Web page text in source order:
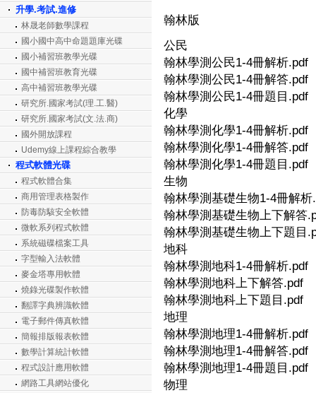
升學.考試.進修
林晟老師數學課程
國小國中高中命題題庫光碟
國小補習班教學光碟
國中補習班教育光碟
高中補習班教學光碟
研究所.國家考試(理.工.醫)
研究所.國家考試(文.法.商)
國外開放課程
Udemy線上課程綜合教學
程式軟體光碟
程式軟體合集
商用管理表格製作
防毒防駭安全軟體
微軟系列程式軟體
系統磁碟檔案工具
字型輸入法軟體
麥金塔專用軟體
燒錄光碟製作軟體
翻譯字典辨識軟體
電子郵件傳真軟體
簡報排版報表軟體
數學計算統計軟體
程式設計應用軟體
網路工具網站優化
翰林版
公民
翰林學測公民1-4冊解析.pdf
翰林學測公民1-4冊解答.pdf
翰林學測公民1-4冊題目.pdf
化學
翰林學測化學1-4冊解析.pdf
翰林學測化學1-4冊解答.pdf
翰林學測化學1-4冊題目.pdf
生物
翰林學測基礎生物1-4冊解析
翰林學測基礎生物上下解答
翰林學測基礎生物上下題目
地科
翰林學測地科1-4冊解析.pdf
翰林學測地科上下解答.pdf
翰林學測地科上下題目.pdf
地理
翰林學測地理1-4冊解析.pdf
翰林學測地理1-4冊解答.pdf
翰林學測地理1-4冊題目.pdf
物理